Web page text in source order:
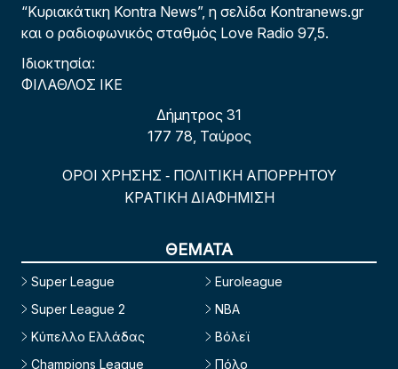
“Κυριακάτικη Kontra News”, η σελίδα Kontranews.gr
και ο ραδιοφωνικός σταθμός Love Radio 97,5.
Ιδιοκτησία:
ΦΙΛΑΘΛΟΣ ΙΚΕ
Δήμητρος 31
177 78, Ταύρος
ΟΡΟΙ ΧΡΗΣΗΣ - ΠΟΛΙΤΙΚΗ ΑΠΟΡΡΗΤΟΥ
ΚΡΑΤΙΚΗ ΔΙΑΦΗΜΙΣΗ
ΘΕΜΑΤΑ
Super League
Super League 2
Κύπελλο Ελλάδας
Champions League
Euroleague
NBA
Βόλεϊ
Πόλο